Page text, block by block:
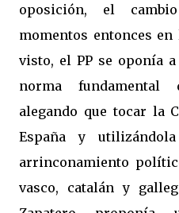
oposición, el
momentos entonces
visto, el PP se oponía
norma fundamental
alegando que tocar la
España y
arrinconamiento
vasco, catalán y